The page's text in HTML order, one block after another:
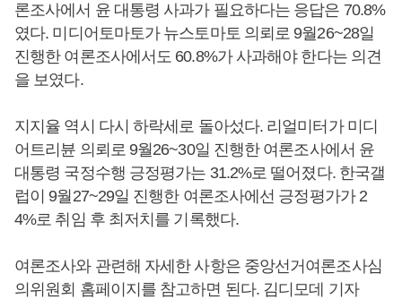
론조사에서 윤 대통령 사과가 필요하다는 응답은 70.8%
였다. 미디어토마토가 뉴스토마토 의뢰로 9월26~28일
진행한 여론조사에서도 60.8%가 사과해야 한다는 의견
을 보였다.
지지율 역시 다시 하락세로 돌아섰다. 리얼미터가 미디
어트리뷴 의뢰로 9월26~30일 진행한 여론조사에서 윤
대통령 국정수행 긍정평가는 31.2%로 떨어졌다. 한국갤
럽이 9월27~29일 진행한 여론조사에선 긍정평가가 2
4%로 취임 후 최저치를 기록했다.
여론조사와 관련해 자세한 사항은 중앙선거여론조사심
의위원회 홈페이지를 참고하면 된다. 김디모데 기자